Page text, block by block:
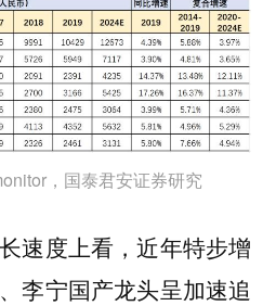
，国泰君安证券研究
速度上看，近年特步增
李宁国产龙头呈加速追